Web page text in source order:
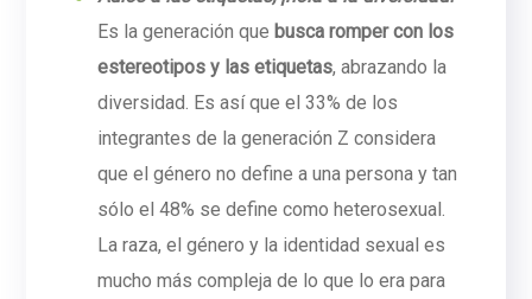
Es la generación que busca romper con los
estereotipos y las etiquetas, abrazando la
diversidad. Es así que el 33% de los
integrantes de la generación Z considera
que el género no define a una persona y tan
sólo el 48% se define como heterosexual.
La raza, el género y la identidad sexual es
mucho más compleja de lo que lo era para